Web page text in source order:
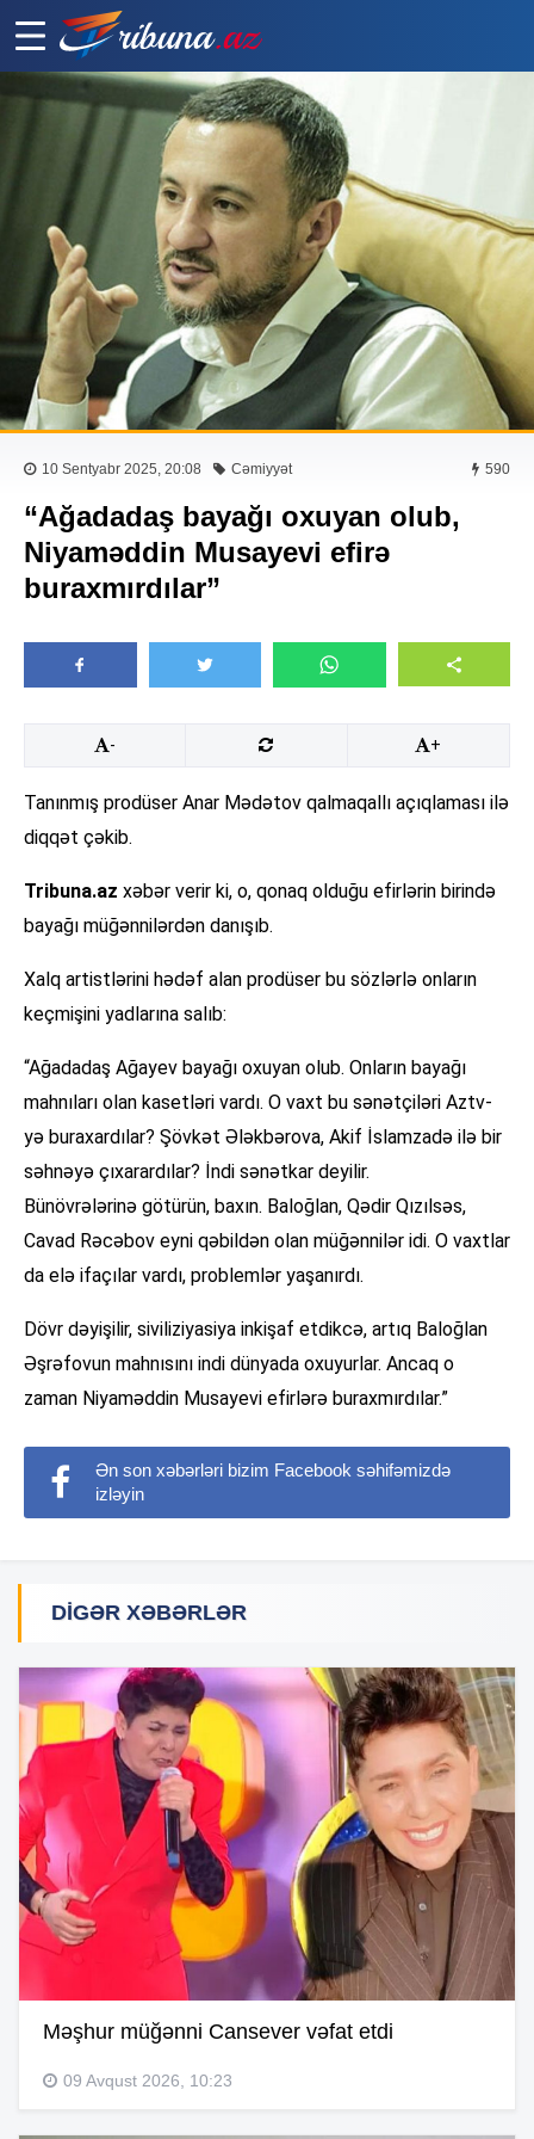
10 Sentyabr 2025, 20:08 Cəmiyyət 590
“Ağadadaş bayağı oxuyan olub,
Niyaməddin Musayevi efirə
buraxmırdılar”
- +
Tanınmış prodüser Anar Mədətov qalmaqallı açıqlaması ilə
diqqət çəkib.
Tribuna.az xəbər verir ki, o, qonaq olduğu efirlərin birində
bayağı müğənnilərdən danışıb.
Xalq artistlərini hədəf alan prodüser bu sözlərlə onların
keçmişini yadlarına salıb:
“Ağadadaş Ağayev bayağı oxuyan olub. Onların bayağı
mahnıları olan kasetləri vardı. O vaxt bu sənətçiləri Aztv-
yə buraxardılar? Şövkət Ələkbərova, Akif İslamzadə ilə bir
səhnəyə çıxarardılar? İndi sənətkar deyilir.
Bünövrələrinə götürün, baxın. Baloğlan, Qədir Qızılsəs,
Cavad Rəcəbov eyni qəbildən olan müğənnilər idi. O vaxtlar
da elə ifaçılar vardı, problemlər yaşanırdı.
Dövr dəyişilir, siviliziyasiya inkişaf etdikcə, artıq Baloğlan
Əşrəfovun mahnısını indi dünyada oxuyurlar. Ancaq o
zaman Niyaməddin Musayevi efirlərə buraxmırdılar.”
Ən son xəbərləri bizim Facebook səhifəmizdə
izləyin
DIGƏR XƏBƏRLƏR
Məşhur müğənni Cansever vəfat etdi
09 Avqust 2026, 10:23